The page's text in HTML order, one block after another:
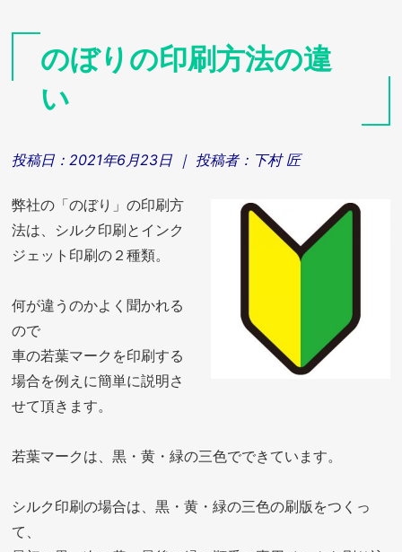
のぼりの印刷方法の違
い
投稿日：2021年6月23日 ｜ 投稿者： 下村 匠
弊社の「のぼり」の印刷方
法は、シルク印刷とインク
ジェット印刷の２種類。
何が違うのかよく聞かれる
ので
車の若葉マークを印刷する
場合を例えに簡単に説明さ
せて頂きます。
若葉マークは、黒・黄・緑の三色でできています。
シルク印刷の場合は、黒・黄・緑の三色の刷版をつくっ
て、